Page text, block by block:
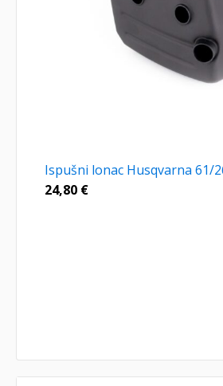
Ispušni lonac Husqvarna 61/
24,80 €